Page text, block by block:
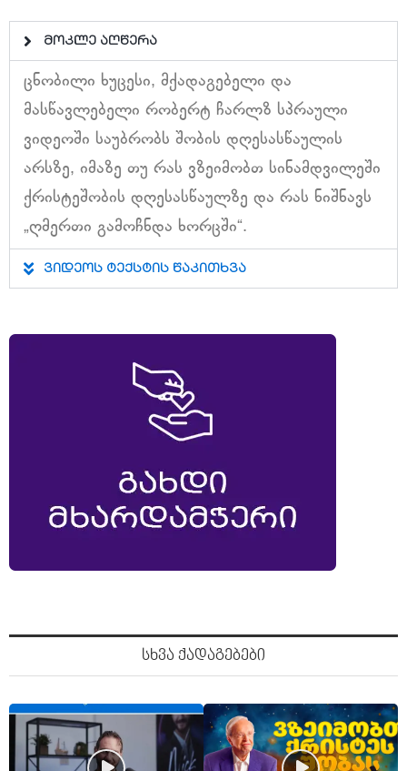
მოკლე აღწერა
ცნობილი ხუცესი, მქადაგებელი და
მასწავლებელი რობერტ ჩარლზ სპრაული
ვიდეოში საუბრობს შობის დღესასწაულის
არსზე, იმაზე თუ რას ვზეიმობთ სინამდვილეში
ქრისტეშობის დღესასწაულზე და რას ნიშნავს
„ღმერთი გამოჩნდა ხორცში“.
ვიდეოს ტექსტის წაკითხვა
სხვა ქადაგებები